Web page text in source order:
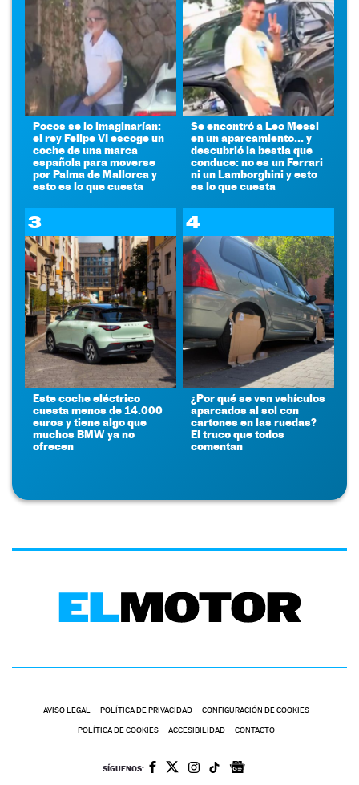
Pocos se lo imaginarían:
el rey Felipe VI escoge un
coche de una marca
española para moverse
por Palma de Mallorca y
esto es lo que cuesta
Se encontró a Leo Messi
en un aparcamiento... y
descubrió la bestia que
conduce: no es un Ferrari
ni un Lamborghini y esto
es lo que cuesta
3
Este coche eléctrico
cuesta menos de 14.000
euros y tiene algo que
muchos BMW ya no
ofrecen
4
¿Por qué se ven vehículos
aparcados al sol con
cartones en las ruedas?
El truco que todos
comentan
AVISO LEGAL POLÍTICA DE PRIVACIDAD CONFIGURACIÓN DE COOKIES
POLÍTICA DE COOKIES ACCESIBILIDAD CONTACTO
SÍGUENOS: